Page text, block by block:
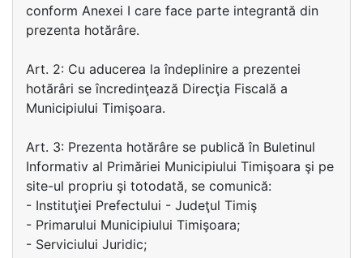
conform Anexei I care face parte integrantă din
prezenta hotărâre.
Art. 2: Cu aducerea la îndeplinire a prezentei
hotărâri se încredinţează Direcţia Fiscală a
Municipiului Timişoara.
Art. 3: Prezenta hotărâre se publică în Buletinul
Informativ al Primăriei Municipiului Timişoara şi pe
site-ul propriu şi totodată, se comunică:
- Instituţiei Prefectului - Judeţul Timiş
- Primarului Municipiului Timişoara;
- Serviciului Juridic;